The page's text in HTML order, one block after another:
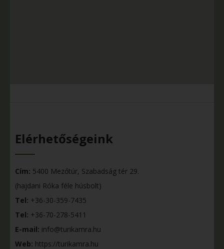
Elérhetőségeink
Cím: 5400 Mezőtúr, Szabadság tér 29.
(hajdani Róka féle húsbolt)
Tel: +36-30-359-7435
Tel: +36-70-278-5411
E-mail: info@turikamra.hu
Web: https://turikamra.hu